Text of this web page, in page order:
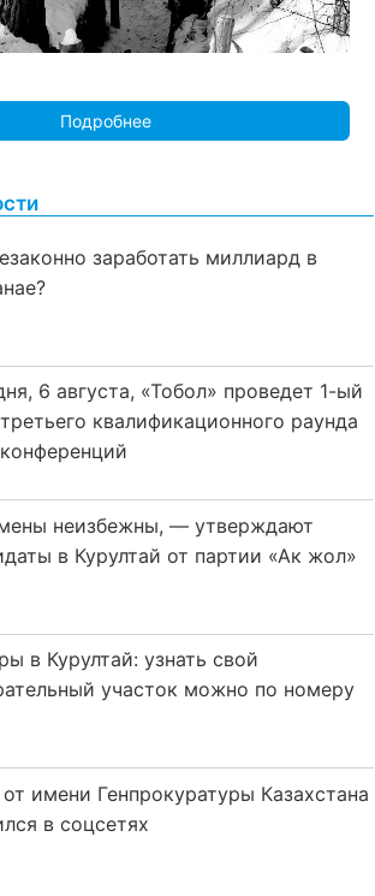
Подробнее
заработать миллиард в
6 августа, «Тобол» проведет 1-ый
квалификационного раунда
неизбежны, — утверждают
в Курултай от партии «Ак жол»
в Курултай: узнать свой
участок можно по номеру
имени Генпрокуратуры Казахстана
в соцсетях